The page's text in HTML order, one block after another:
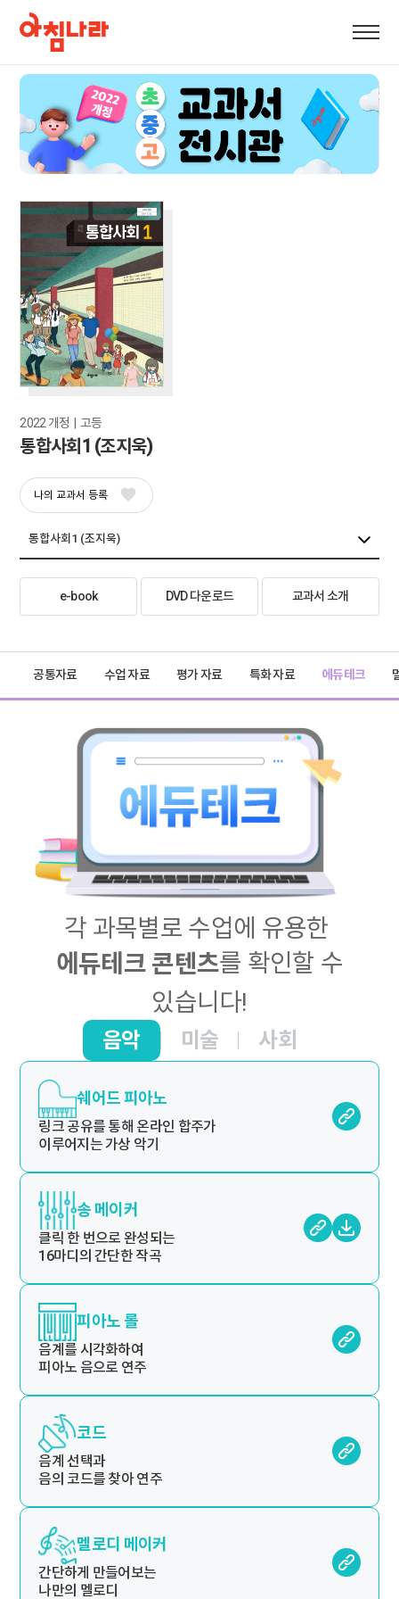
2022 개정  |  고등
통합사회1 (조지욱)
나의 교과서 등록
e-book DVD 다운로드 교과서 소개
공통자료 수업 자료 평가 자료 특화 자료 에듀테크
각 과목별로 수업에 유용한
에듀테크 콘텐츠를 확인할 수
있습니다!
음악 미술 사회
쉐어드 피아노
링크 공유를 통해 온라인 합주가
이루어지는 가상 악기
송 메이커
클릭 한 번으로 완성되는
16마디의 간단한 작곡
피아노 롤
음계를 시각화하여
피아노 음으로 연주
코드
음계 선택과
음의 코드를 찾아 연주
멜로디 메이커
간단하게 만들어보는
나만의 멜로디